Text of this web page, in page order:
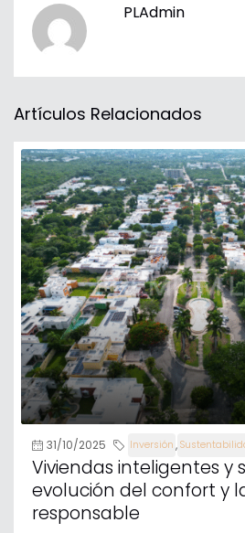
PLAdmin
Artículos Relacionados
31/10/2025 Inversión ,
Viviendas inteligentes y
evolución del confort y
responsable